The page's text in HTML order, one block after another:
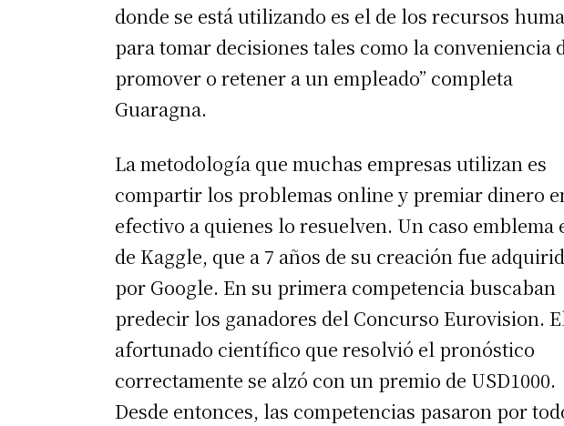
donde se está utilizando es el de los recursos
para tomar decisiones tales como la conveniencia
promover o retener a un empleado” completa
Guaragna.
La metodología que muchas empresas utilizan es
compartir los problemas online y premiar dinero
efectivo a quienes lo resuelven. Un caso emblema
de Kaggle, que a 7 años de su creación fue
por Google. En su primera competencia buscaban
predecir los ganadores del Concurso Eurovision.
afortunado científico que resolvió el pronóstico
correctamente se alzó con un premio de USD1000.
Desde entonces, las competencias pasaron por